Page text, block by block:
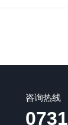
咨询热线